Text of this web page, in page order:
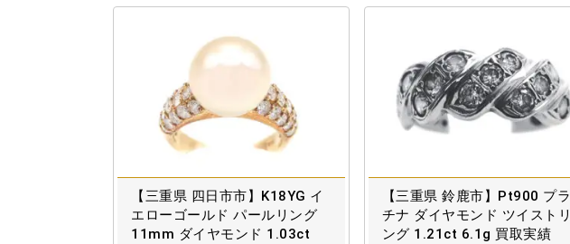
【三重県 四日市市】K18YG イ
エローゴールド パールリング
11mm ダイヤモンド 1.03ct
【三重県 鈴鹿市】Pt900 プラ
チナ ダイヤモンド ツイストリ
ング 1.21ct 6.1g 買取実績